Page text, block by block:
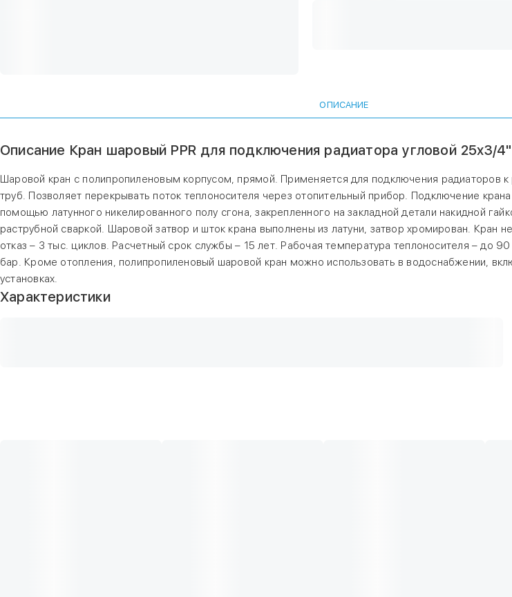
шаровой кран можно использовать в
и технологических установках.
ОПИСАНИЕ
Описание Кран шаровый PPR для подключения радиатора угловой 25х3/
Шаровой кран с полипропиленовым корпусом, прямой. Применяется для подключения радиаторов к
труб. Позволяет перекрывать поток теплоносителя через отопительный прибор. Подключение
помощью латунного никелированного полу сгона, закрепленного на закладной детали накидной
раструбной сваркой. Шаровой затвор и шток крана выполнены из латуни, затвор хромирован. Кран
отказ – 3 тыс. циклов. Расчетный срок службы – 15 лет. Рабочая температура теплоносителя – до
бар. Кроме отопления, полипропиленовый шаровой кран можно использовать в водоснабжении,
установках.
Характеристики